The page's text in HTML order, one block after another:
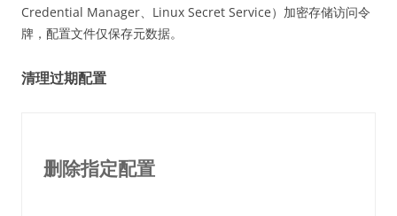
Credential Manager、Linux Secret Service）加密存储访问令
牌，配置文件仅保存元数据。
清理过期配置
删除指定配置